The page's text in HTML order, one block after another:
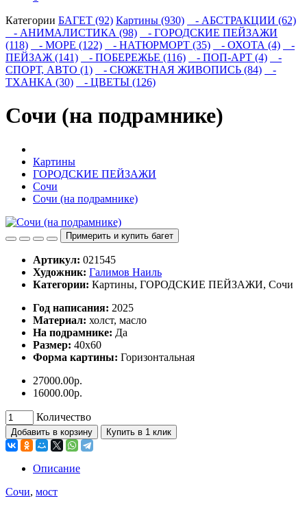
Категории БАГЕТ (92) Картины (930)
- АБСТРАКЦИИ (62)
- АНИМАЛИСТИКА (98)
- ГОРОДСКИЕ ПЕЙЗАЖИ
(118)
- МОРЕ (122) - НАТЮРМОРТ (35) - ОХОТА (4)
-
ПЕЙЗАЖ (141)
- ПОБЕРЕЖЬЕ (116) - ПОП-АРТ (4)
-
СПОРТ, АВТО (1)
- СЮЖЕТНАЯ ЖИВОПИСЬ (84)
-
ТХАНКА (30)
- ЦВЕТЫ (126)
Сочи (на подрамнике)
Картины
ГОРОДСКИЕ ПЕЙЗАЖИ
Сочи
Сочи (на подрамнике)
Примерить и купить багет
Артикул: 021545
Художник: Галимов Наиль
Категории: Картины, ГОРОДСКИЕ ПЕЙЗАЖИ, Сочи
Год написания: 2025
Материал: холст, масло
На подрамнике: Да
Размер: 40х60
Форма картины: Горизонтальная
27000.00р.
16000.00р.
Количество
Добавить в корзину Купить в 1 клик
Описание
Сочи, мост